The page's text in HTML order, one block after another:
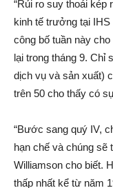
“Rủi ro suy thoái kép
kinh tế trưởng tại
công bố tuần này
lại trong tháng 9. Chỉ
dịch vụ và sản xuất)
trên 50 cho thấy có
“Bước sang quý IV,
hạn chế và chúng
Williamson cho biết.
thấp nhất kể từ năm